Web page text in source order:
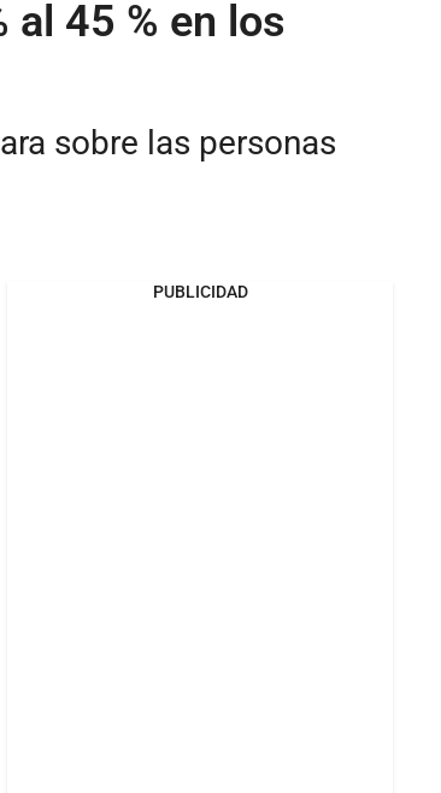
al 45 % en los
sobre las personas
PUBLICIDAD